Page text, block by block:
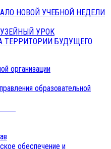
НОВОЙ УЧЕБНОЙ НЕДЕЛИ
УРОК
ТЕРРИТОРИИ БУДУЩЕГО
организации
образовательной
обеспечение и